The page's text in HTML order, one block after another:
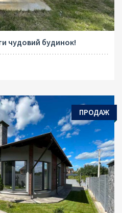
чудовий будинок!
ПРОДАЖ